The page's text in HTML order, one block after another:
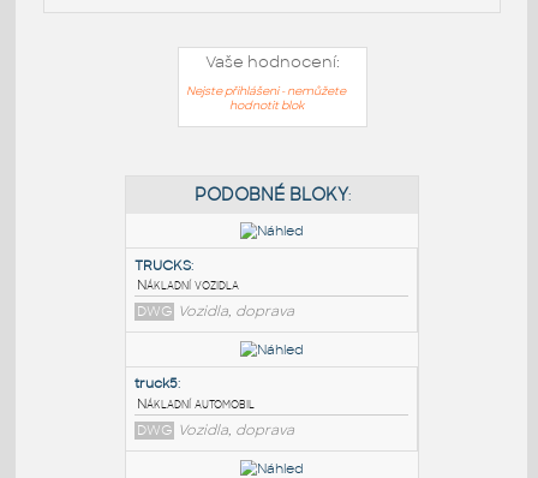
Vaše hodnocení:
Nejste přihlášeni - nemůžete
hodnotit blok